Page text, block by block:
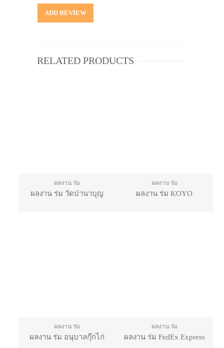
ADD REVIEW
RELATED PRODUCTS
ผลงาน ร่ม
ผลงาน ร่ม วัดป่านาบุญ
ผลงาน ร่ม
ผลงาน ร่ม KOYO
ผลงาน ร่ม
ผลงาน ร่ม อนุบาลกุ๊กไก่
ผลงาน ร่ม
ผลงาน ร่ม FedEx Express